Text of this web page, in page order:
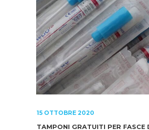
15 OTTOBRE 2020
TAMPONI GRATUITI PER FASCE